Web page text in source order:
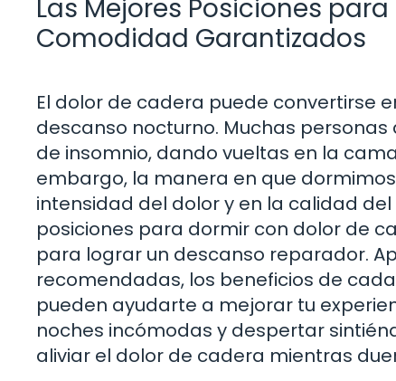
Las Mejores Posiciones
Comodidad Garantizados
El dolor de cadera puede convertirse
descanso nocturno. Muchas
de insomnio, dando vueltas en la
embargo, la manera en que
intensidad del dolor y en la calidad
posiciones para dormir con dolor de
para lograr un descanso reparador.
recomendadas, los beneficios de
pueden ayudarte a mejorar tu
noches incómodas y despertar
aliviar el dolor de cadera mientras